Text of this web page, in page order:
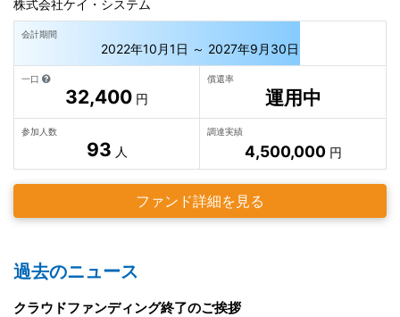
株式会社ケイ・システム
会計期間
2022年10月1日 ～ 2027年9月30日
一口
32,400 円
償還率
運用中
参加人数
93 人
調達実績
4,500,000円
ファンド詳細を見る
過去のニュース
クラウドファンディング終了のご挨拶